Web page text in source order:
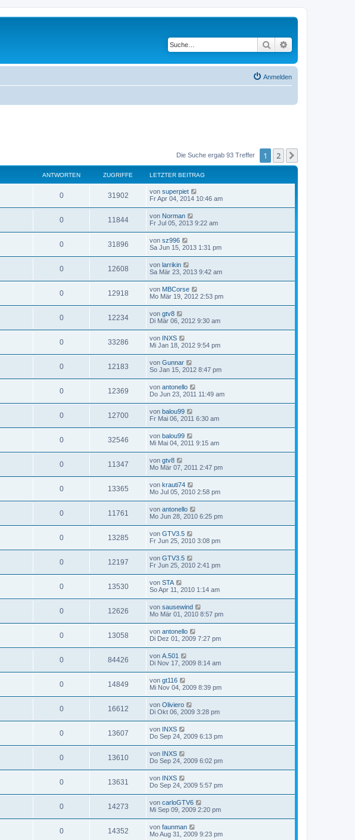
Suche
Anmelden
Die Suche ergab 93 Treffer 1 2
ANTWORTEN ZUGRIFFE LETZTER BEITRAG
0 31902 von superpiet
Fr Apr 04, 2014 10:46 am
0 11844 von Norman
Fr Jul 05, 2013 9:22 am
0 31896 von sz996
Sa Jun 15, 2013 1:31 pm
0 12608 von larrikin
Sa Mär 23, 2013 9:42 am
0 12918 von MBCorse
Mo Mär 19, 2012 2:53 pm
0 12234 von gtv8
Di Mär 06, 2012 9:30 am
0 33286 von INXS
Mi Jan 18, 2012 9:54 pm
0 12183 von Gunnar
So Jan 15, 2012 8:47 pm
0 12369 von antonello
Do Jun 23, 2011 11:49 am
0 12700 von balou99
Fr Mai 06, 2011 6:30 am
0 32546 von balou99
Mi Mai 04, 2011 9:15 am
0 11347 von gtv8
Mo Mär 07, 2011 2:47 pm
0 13365 von krauti74
Mo Jul 05, 2010 2:58 pm
0 11761 von antonello
Mo Jun 28, 2010 6:25 pm
0 13285 von GTV3.5
Fr Jun 25, 2010 3:08 pm
0 12197 von GTV3.5
Fr Jun 25, 2010 2:41 pm
0 13530 von STA
So Apr 11, 2010 1:14 am
0 12626 von sausewind
Mo Mär 01, 2010 8:57 pm
0 13058 von antonello
Di Dez 01, 2009 7:27 pm
0 84426 von A.501
Di Nov 17, 2009 8:14 am
0 14849 von gt116
Mi Nov 04, 2009 8:39 pm
0 16612 von Oliviero
Di Okt 06, 2009 3:28 pm
0 13607 von INXS
Do Sep 24, 2009 6:13 pm
0 13610 von INXS
Do Sep 24, 2009 6:02 pm
0 13631 von INXS
Do Sep 24, 2009 5:57 pm
0 14273 von carloGTV6
Mi Sep 09, 2009 2:20 pm
0 14352 von faunman
Mo Aug 31, 2009 9:23 pm